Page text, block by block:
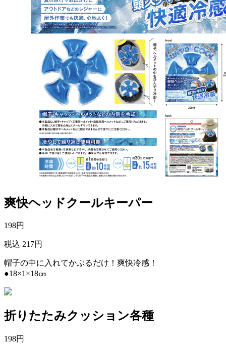
爽快ヘッドクールキーパー
198円
税込 217円
帽子の中に入れてかぶるだけ！爽快冷感！
●18×1×18㎝
折りたたみクッション各種
198円